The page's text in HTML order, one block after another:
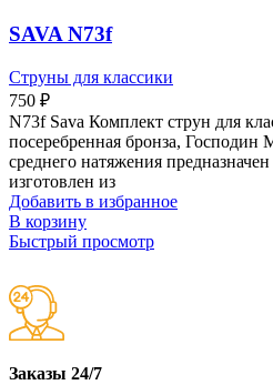
SAVA N73f
Струны для классики
750 ₽
N73f Sava Комплект струн для
посеребренная бронза, Господин
среднего натяжения
изготовлен из
Добавить в избранное
В корзину
Быстрый просмотр
Заказы 24/7